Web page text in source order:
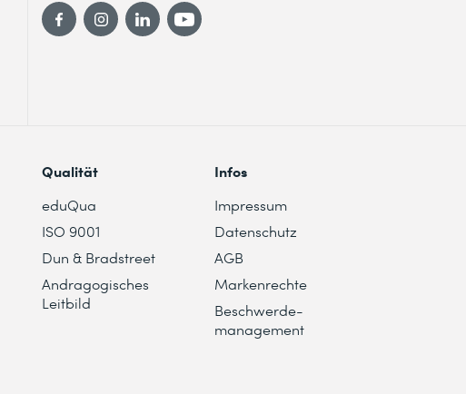
Qualität
eduQua
ISO 9001
Dun & Bradstreet
Andragogisches
Leitbild
Infos
Impressum
Datenschutz
AGB
Markenrechte
Beschwerde-
management